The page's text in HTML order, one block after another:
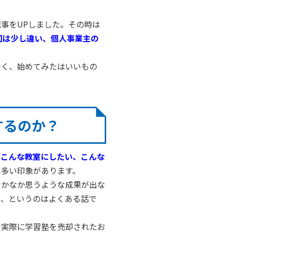
をUPしました。その時は
は少し違い、個人事業主の
、始めてみたはいいもの
のか？
んな教室にしたい、こんな
い印象があります。
なか思うような成果が出な
、というのはよくある話で
際に学習塾を売却されたお